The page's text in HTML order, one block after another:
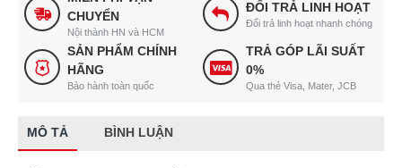
CHUYỂN
Nội thành HN và HCM
ĐỔI TRẢ LINH HOẠT
Đổi trả linh hoạt nhanh chóng
SẢN PHẨM CHÍNH
HÃNG
Bảo hành toàn quốc
TRẢ GÓP LÃI SUẤT
0%
Qua thẻ Visa, Mater, JCB
MÔ TẢ BÌNH LUẬN